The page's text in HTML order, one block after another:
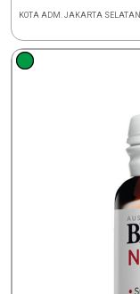
KOTA ADM. JAKARTA SELATAN